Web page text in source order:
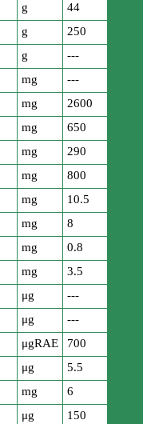
g
44
g
250
g
---
mg
---
mg
2600
mg
650
mg
290
mg
800
mg
10.5
mg
8
mg
0.8
mg
3.5
μg
---
μg
---
μgRAE
700
μg
5.5
mg
6
μg
150